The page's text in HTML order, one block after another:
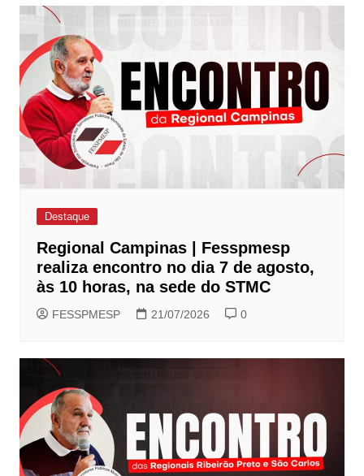
Destaque
Regional Campinas | Fesspmesp
realiza encontro no dia 7 de agosto,
às 10 horas, na sede do STMC
FESSPMESP 21/07/2026 0